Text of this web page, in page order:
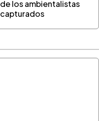
de los ambientalistas
capturados